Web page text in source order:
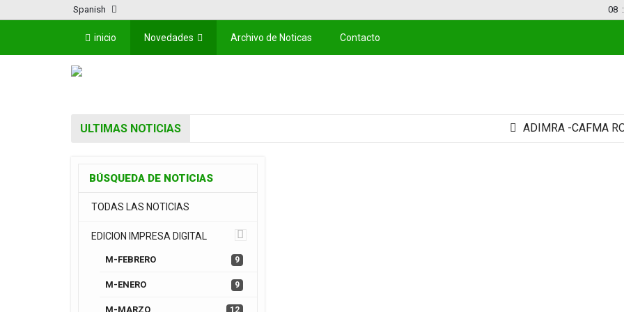
Spanish 08 :
inicio Novedades Archivo de Noticas Contacto
ULTIMAS NOTICIAS ADIMRA -CAFMA RONDA
BÚSQUEDA DE NOTICIAS
TODAS LAS NOTICIAS
EDICION IMPRESA DIGITAL
M-FEBRERO 9
M-ENERO 9
M-MARZO 12